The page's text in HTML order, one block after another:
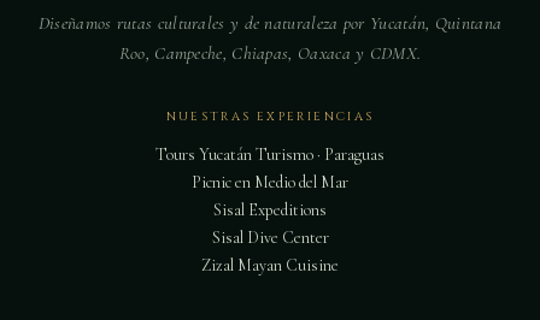
Diseñamos rutas culturales y de naturaleza por Yucatán, Quintana
Roo, Campeche, Chiapas, Oaxaca y CDMX.
NUESTRAS EXPERIENCIAS
Tours Yucatán Turismo · Paraguas
Picnic en Medio del Mar
Sisal Expeditions
Sisal Dive Center
Zizal Mayan Cuisine